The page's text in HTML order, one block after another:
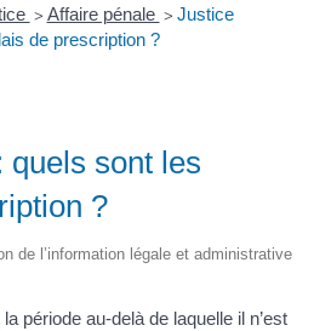
> Affaire pénale > Justice
de prescription ?
quels sont les
?
de l’information légale et administrative
période au-delà de laquelle il n’est